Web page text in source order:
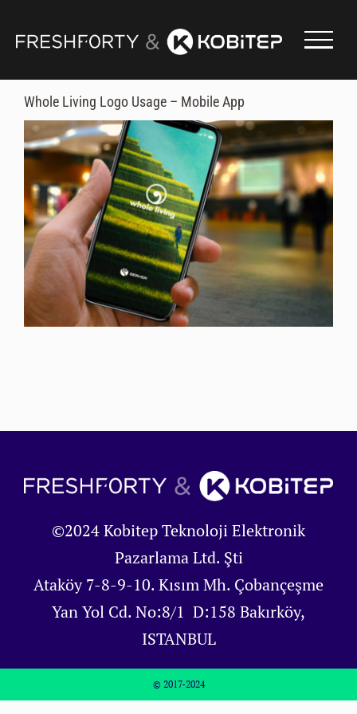
Whole Living Logo Usage – Mobile App
©2024 Kobitep Teknoloji Elektronik
Pazarlama Ltd. Şti
Ataköy 7-8-9-10. Kısım Mh. Çobançeşme
Yan Yol Cd. No:8/1 D:158 Bakırköy,
ISTANBUL
© 2017-2024